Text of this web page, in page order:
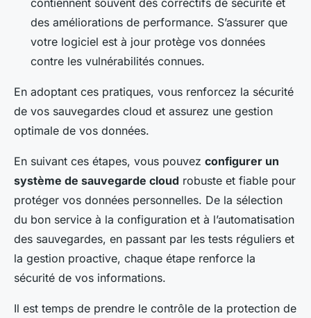
contiennent souvent des correctifs de sécurité et
des améliorations de performance. S’assurer que
votre logiciel est à jour protège vos données
contre les vulnérabilités connues.
En adoptant ces pratiques, vous renforcez la sécurité
de vos sauvegardes cloud et assurez une gestion
optimale de vos données.
En suivant ces étapes, vous pouvez configurer un
système de sauvegarde cloud robuste et fiable pour
protéger vos données personnelles. De la sélection
du bon service à la configuration et à l’automatisation
des sauvegardes, en passant par les tests réguliers et
la gestion proactive, chaque étape renforce la
sécurité de vos informations.
Il est temps de prendre le contrôle de la protection de